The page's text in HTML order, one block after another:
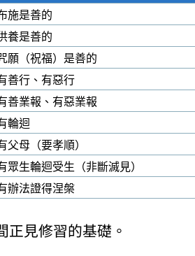
施是善的
養是善的
願（祝福）是善的
善行、有惡行
善業報、有惡業報
輪迴
父母（要孝順）
眾生輪迴受生（非斷滅見）
辦法證得涅槃
正見修習的基礎。